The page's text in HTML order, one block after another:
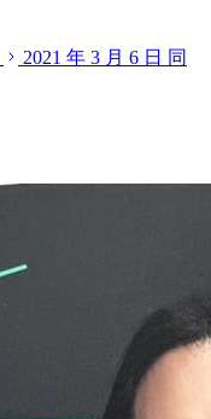
2021 年 3 月 6 日 同